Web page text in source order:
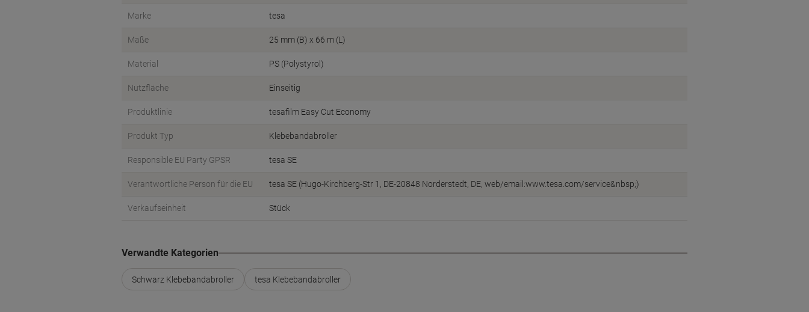
Marke tesa
Maße 25 mm (B) x 66 m (L)
Material PS (Polystyrol)
Nutzfläche Einseitig
Produktlinie tesafilm Easy Cut Economy
Produkt Typ Klebebandabroller
Responsible EU Party GPSR tesa SE
Verantwortliche Person für die EU tesa SE (Hugo-Kirchberg-Str 1, DE-20848 Norderstedt, DE, web/email:www.tesa.com/service&nbsp;)
Verkaufseinheit Stück
Verwandte Kategorien
Schwarz Klebebandabroller tesa Klebebandabroller